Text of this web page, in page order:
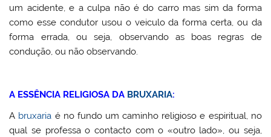
um acidente, e a culpa não é do carro mas sim da forma
como esse condutor usou o veiculo da forma certa, ou da
forma errada, ou seja, observando as boas regras de
condução, ou não observando.
A ESSÊNCIA RELIGIOSA DA BRUXARIA:
A bruxaria é no fundo um caminho religioso e espiritual, no
qual se professa o contacto com o «outro lado», ou seja,